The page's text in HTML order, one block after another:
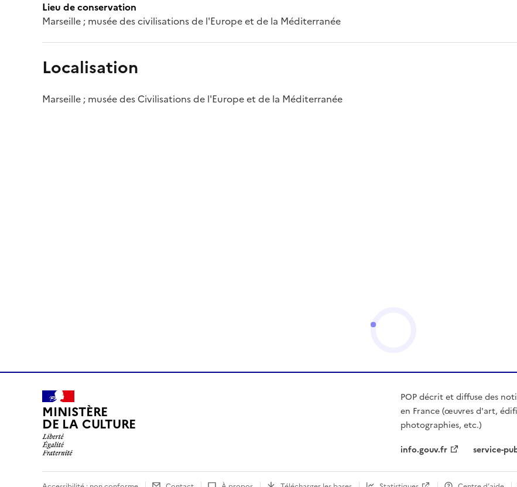
Lieu de conservation
Marseille ; musée des civilisations de l'Europe et de la Méditerranée
Localisation
Marseille ; musée des Civilisations de l'Europe et de la Méditerranée
MINISTÈRE
DE LA CULTURE
POP décrit et diffuse des
en France (œuvres d'art,
photographies, etc.)
info.gouv.fr
service-